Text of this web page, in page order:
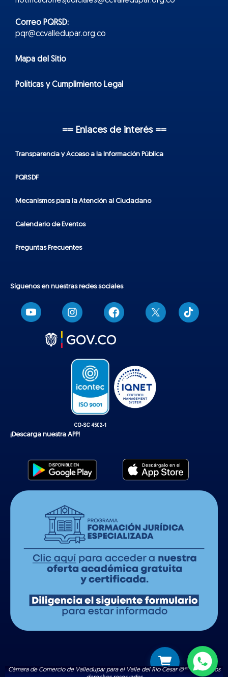
Correo PQRSD:
pqr@ccvalledupar.org.co
Mapa del Sitio
Políticas y Cumplimiento Legal
== Enlaces de interés ==
Transparencia y Acceso a la Información Pública
PQRSDF
Mecanismos para la Atención al Ciudadano
Calendario de Eventos
Preguntas Frecuentes
Síguenos en nuestras redes sociales
T
i
k
¡Descarga nuestra APP!
Cámara de Comercio de Valledupar para el Valle del Río Cesar ©®™ | Todos los